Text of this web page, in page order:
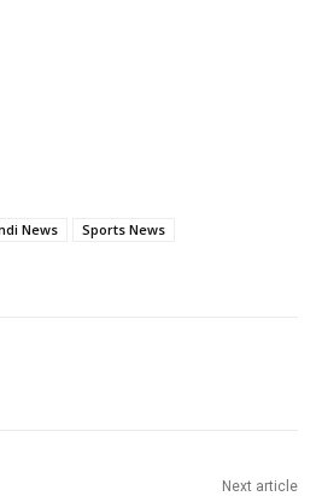
News
Sports News
Next article